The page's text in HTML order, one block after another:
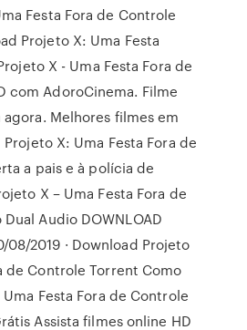
Festa Fora de Controle
Projeto X: Uma Festa
X - Uma Festa Fora de
com AdoroCinema. Filme
Melhores filmes em
X: Uma Festa Fora de
a pais e à polícia de
X – Uma Festa Fora de
Audio DOWNLOAD
08/2019 · Download Projeto
de Controle Torrent Como
Festa Fora de Controle
Assista filmes online HD